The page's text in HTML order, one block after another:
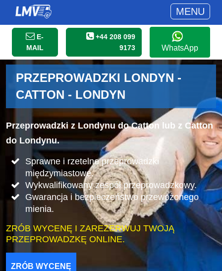
MENU
E-
MAIL
+44 208 099
9173
WhatsApp
PRZEPROWADZKI LONDYN -
CATTON - LONDYN
Przeprowadzki z Londynu do Catton lub z Catton
do Londynu.
Sprawne i rzetelne przeprowadzki
międzymiastowe.
Wykwalifikowany zespół przeprowadzkowy.
Gwarancja i bezpieczeństwo przewożonego
mienia.
ZRÓB WYCENĘ I ZAREZERWUJ TWOJĄ
PRZEPROWADZKĘ ONLINE.
ZRÓB WYCENĘ